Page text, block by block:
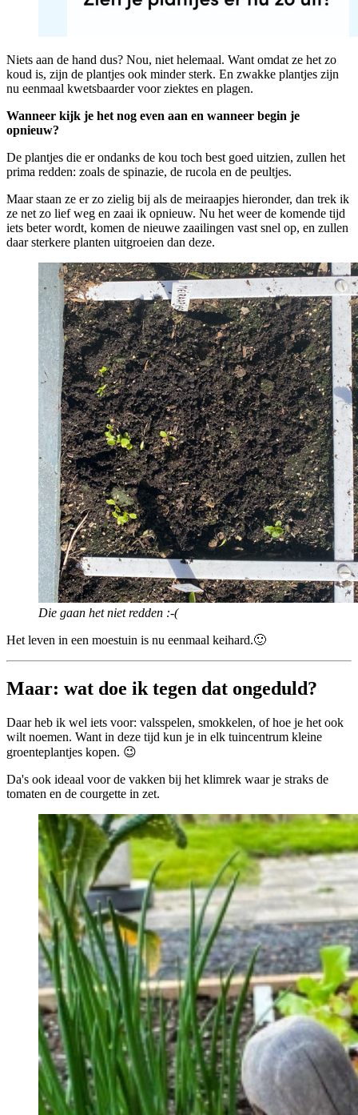
Niets aan de hand dus? Nou, niet helemaal. Want omdat ze het zo
koud is, zijn de plantjes ook minder sterk. En zwakke plantjes zijn
nu eenmaal kwetsbaarder voor ziektes en plagen.
Wanneer kijk je het nog even aan en wanneer begin je
opnieuw?
De plantjes die er ondanks de kou toch best goed uitzien, zullen het
prima redden: zoals de spinazie, de rucola en de peultjes.
Maar staan ze er zo zielig bij als de meiraapjes hieronder, dan trek ik
ze net zo lief weg en zaai ik opnieuw. Nu het weer de komende tijd
iets beter wordt, komen de nieuwe zaailingen vast snel op, en zullen
daar sterkere planten uitgroeien dan deze.
Die gaan het niet redden :-(
Het leven in een moestuin is nu eenmaal keihard.🙂
Maar: wat doe ik tegen dat ongeduld?
Daar heb ik wel iets voor: valsspelen, smokkelen, of hoe je het ook
wilt noemen. Want in deze tijd kun je in elk tuincentrum kleine
groenteplantjes kopen. 😉
Da's ook ideaal voor de vakken bij het klimrek waar je straks de
tomaten en de courgette in zet.